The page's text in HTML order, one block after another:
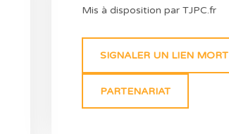
Mis à disposition par TJPC.fr
SIGNALER UN LIEN MORT
PARTENARIAT